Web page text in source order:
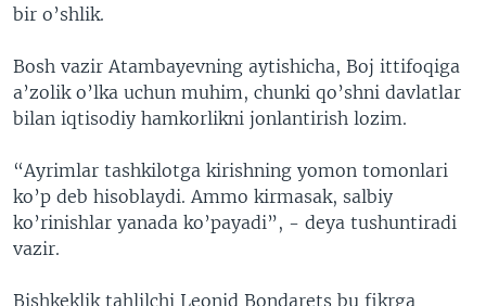
bir o’shlik.
Bosh vazir Atambayevning aytishicha, Boj ittifoqiga
a’zolik o’lka uchun muhim, chunki qo’shni davlatlar
bilan iqtisodiy hamkorlikni jonlantirish lozim.
“Ayrimlar tashkilotga kirishning yomon tomonlari
ko’p deb hisoblaydi. Ammo kirmasak, salbiy
ko’rinishlar yanada ko’payadi”, - deya tushuntiradi
vazir.
Bishkeklik tahlilchi Leonid Bondarets bu fikrga